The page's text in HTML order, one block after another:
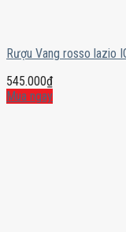
Rượu Vang rosso lazio
545.000₫
Mua ngay